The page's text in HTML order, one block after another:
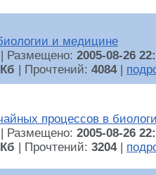
и медицине
| Размещено: 2005-08-26
| Прочтений: 4084|
процессов в
| Размещено: 2005-08-26
| Прочтений: 3204|